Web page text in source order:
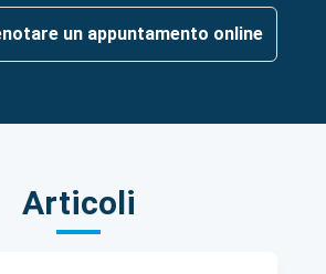
un appuntamento online
Articoli